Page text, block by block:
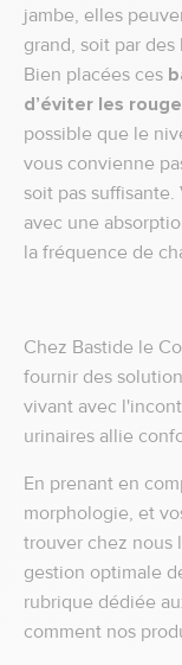
jambe, elles
grand, soit par
Bien placées ces
d’éviter les
possible que le
vous convienne
soit pas
avec une
la fréquence de
Chez Bastide le
fournir des
vivant avec
urinaires allie
En prenant en
morphologie, et
trouver chez nous
gestion optimale
rubrique dédiée
comment nos